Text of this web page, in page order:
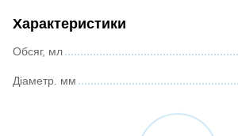
Характеристики
Обсяг, мл
Діаметр. мм